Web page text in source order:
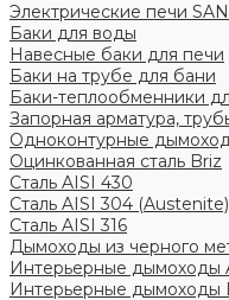
Электрические печи
Баки для воды
Навесные баки для печи
Баки на трубе для бани
Баки-теплообменники
Запорная арматура,
Одноконтурные
Оцинкованная сталь Briz
Сталь AISI 430
Сталь AISI 304 (Austenite)
Сталь AISI 316
Дымоходы из черного
Интерьерные дымоходы
Интерьерные дымоходы